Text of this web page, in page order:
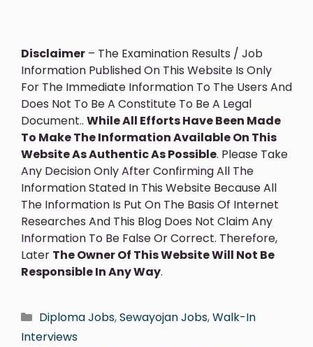
Disclaimer – The Examination Results / Job
Information Published On This Website Is Only
For The Immediate Information To The Users And
Does Not To Be A Constitute To Be A Legal
Document.. While All Efforts Have Been Made
To Make The Information Available On This
Website As Authentic As Possible. Please Take
Any Decision Only After Confirming All The
Information Stated In This Website Because All
The Information Is Put On The Basis Of Internet
Researches And This Blog Does Not Claim Any
Information To Be False Or Correct. Therefore,
Later The Owner Of This Website Will Not Be
Responsible In Any Way.
Diploma Jobs,Sewayojan Jobs,Walk-In
Interviews